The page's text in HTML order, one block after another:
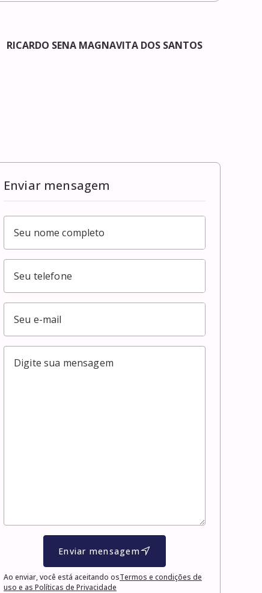
RICARDO SENA MAGNAVITA DOS SANTOS
Enviar mensagem
Enviar mensagem
Ao enviar, você está aceitando osTermos e condições de
uso e as Políticas de Privacidade